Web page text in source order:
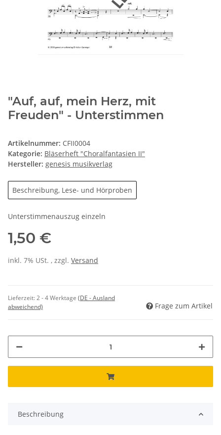
"Auf, auf, mein Herz, mit
Freuden" - Unterstimmen
Artikelnummer: CFII0004
Kategorie: Bläserheft "Choralfantasien II"
Hersteller: genesis musikverlag
Beschreibung, Lese- und Hörproben
Unterstimmenauszug einzeln
1,50 €
inkl. 7% USt. , zzgl. Versand
Lieferzeit:2 - 4 Werktage (DE - Ausland
abweichend)
Frage zum Artikel
Beschreibung